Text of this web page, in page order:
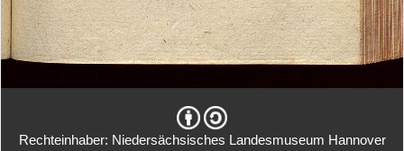
Rechteinhaber: Niedersächsisches Landesmuseum Hannover